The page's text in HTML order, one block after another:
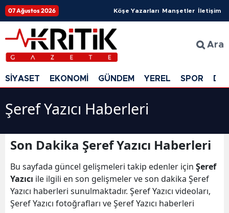
07 Ağustos 2026 Köşe Yazarları Manşetler İletişim
Ara
SİYASET EKONOMİ GÜNDEM YEREL SPOR
Şeref Yazıcı Haberleri
Son Dakika Şeref Yazıcı Haberleri
Bu sayfada güncel gelişmeleri takip edenler için Şeref
Yazıcı ile ilgili en son gelişmeler ve son dakika Şeref
Yazıcı haberleri sunulmaktadır. Şeref Yazıcı videoları,
Şeref Yazıcı fotoğrafları ve Şeref Yazıcı haberleri